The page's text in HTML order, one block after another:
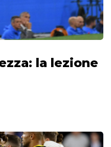
la lezione